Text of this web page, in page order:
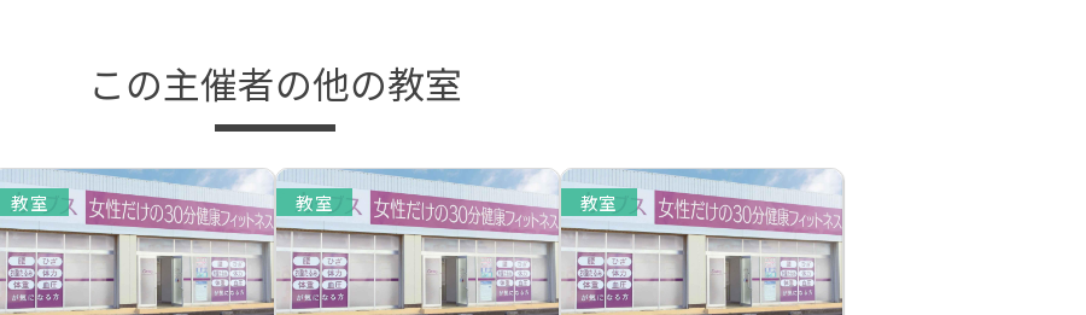
この主催者の他の教室
教室 教室 教室